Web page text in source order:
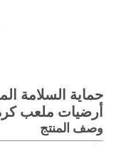
أرضيات ملعب
وصف المنتج